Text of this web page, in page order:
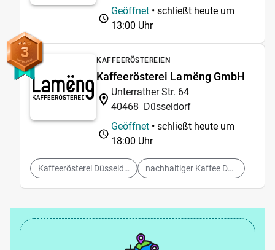
Geöffnet • schließt heute um
13:00 Uhr
3 KAFFEERÖSTEREIEN
Kaffeerösterei Lamëng GmbH
Unterrather Str. 64
40468 Düsseldorf
Geöffnet • schließt heute um
18:00 Uhr
Kaffeerösterei Düsseldorf nachhaltiger Kaffee Düsseldorf